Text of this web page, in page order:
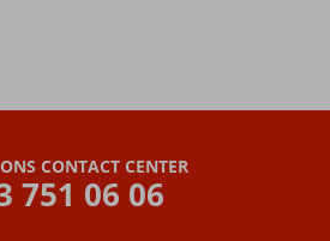
CONTACT CENTER
751 06 06